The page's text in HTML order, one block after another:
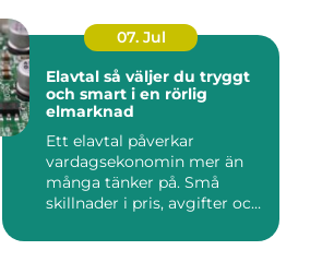
07. Jul
Elavtal så väljer du tryggt
och smart i en rörlig
elmarknad
Ett elavtal påverkar
vardagsekonomin mer än
många tänker på. Små
skillnader i pris, avgifter och